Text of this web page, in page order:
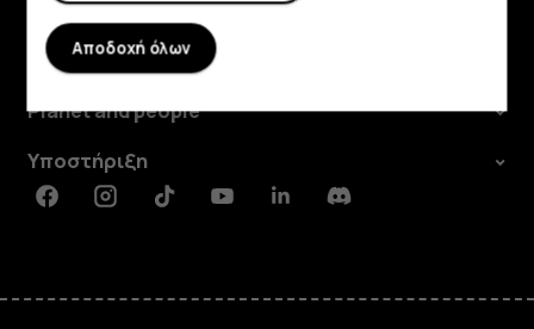
Εξερευνήστε
Πληροφορίες
Planet and people
Υποστήριξη
FacebookInstagramTiktokYoutubeLinkedinDiscord
Αποδοχή όλων